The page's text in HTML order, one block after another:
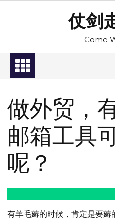
仗剑
Come
做外贸，
邮箱工具
呢？
有羊毛薅的时候，肯定是要薅